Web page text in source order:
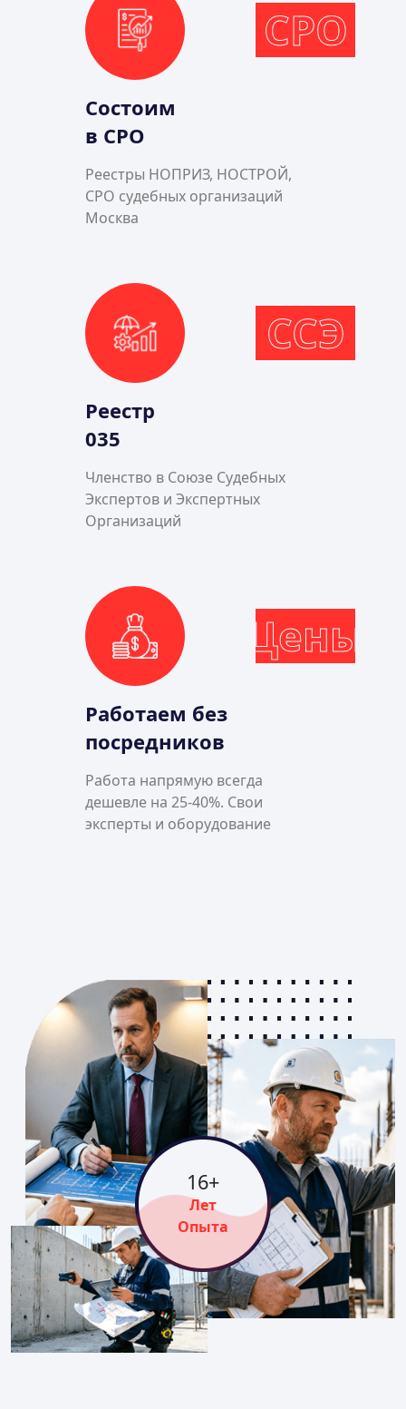
СРО
Состоим
в СРО
Реестры НОПРИЗ, НОСТРОЙ,
СРО судебных организаций
Москва
ССЭ
Реестр
035
Членство в Союзе Судебных
Экспертов и Экспертных
Организаций
Цены
Работаем без
посредников
Работа напрямую всегда
дешевле на 25-40%. Свои
эксперты и оборудование
16+
Лет
Опыта